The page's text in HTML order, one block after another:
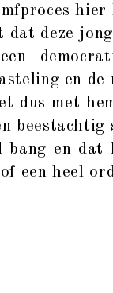
hier
dat deze
en
dus met
beestachtig
bang en dat
een heel